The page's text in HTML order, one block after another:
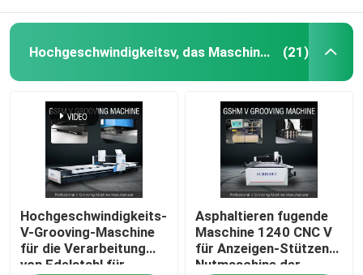
Haus
Produkte
Videos
Hochgeschwindigkeitsv, das Maschine fugt (21)
Hochgeschwindigkeits-
V-Grooving-Maschine
für die Verarbeitung
von Edelstahl für
Asphaltieren fugende
Maschine 1240 CNC V
für Anzeigen-Stützen
Nutmaschine der